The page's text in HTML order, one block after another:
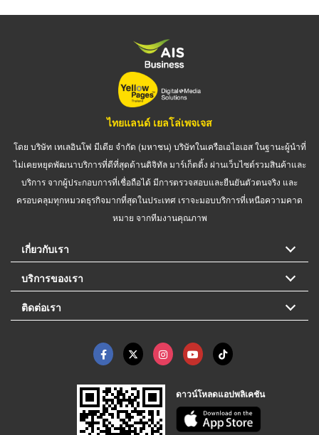
ไทยแลนด์ เยลโล่เพจเจส
โดย บริษัท เทเลอินโฟ มีเดีย จำกัด (มหาชน) บริษัทในเครือเอไอเอส ในฐานะผู้นำที่
ไม่เคยหยุดพัฒนาบริการที่ดีที่สุดด้านดิจิทัล มาร์เก็ตติ้ง ผ่านเว็บไซต์รวมสินค้าและ
บริการ จากผู้ประกอบการที่เชื่อถือได้ มีการตรวจสอบและยืนยันตัวตนจริง และ
ครอบคลุมทุกหมวดธุรกิจมากที่สุดในประเทศ เราจะมอบบริการที่เหนือความคาด
หมาย จากทีมงานคุณภาพ
เกี่ยวกับเรา
บริการของเรา
ติดต่อเรา
ดาวน์โหลดแอปพลิเคชัน